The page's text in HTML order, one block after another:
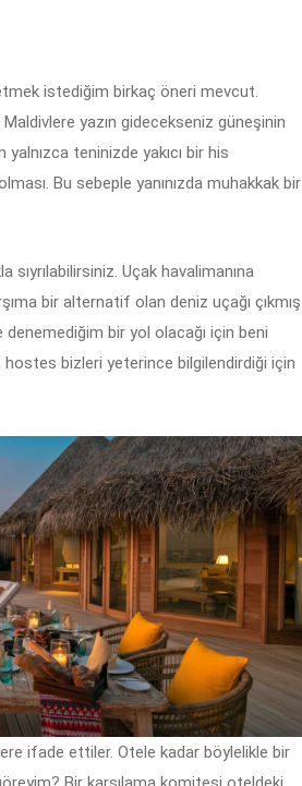
istediğim birkaç öneri mevcut.
yazın gidecekseniz güneşinin
yalnızca teninizde yakıcı bir his
Bu sebeple yanınızda muhakkak bir
sıyrılabilirsiniz. Uçak havalimanına
bir alternatif olan deniz uçağı çıkmış
bir yol olacağı için beni
hostes bizleri yeterince bilgilendirdiği için
ifade ettiler. Otele kadar böylelikle bir